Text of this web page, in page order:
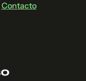
Contacto